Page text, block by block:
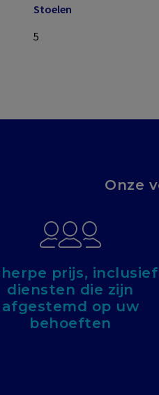
Stoelen
5
Onze
prijs, inclusief
diensten die zijn
afgestemd op uw
behoeften